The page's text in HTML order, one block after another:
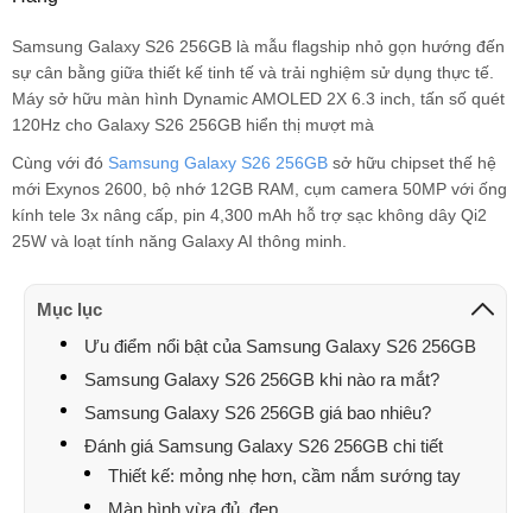
Samsung Galaxy S26 256GB là mẫu flagship nhỏ gọn hướng đến
sự cân bằng giữa thiết kế tinh tế và trải nghiệm sử dụng thực tế.
Máy sở hữu màn hình Dynamic AMOLED 2X 6.3 inch, tấn số quét
120Hz cho Galaxy S26 256GB hiển thị mượt mà
Cùng với đó Samsung Galaxy S26 256GB sở hữu chipset thế hệ
mới Exynos 2600, bộ nhớ 12GB RAM, cụm camera 50MP với ống
kính tele 3x nâng cấp, pin 4,300 mAh hỗ trợ sạc không dây Qi2
25W và loạt tính năng Galaxy AI thông minh.
Mục lục
Ưu điểm nổi bật của Samsung Galaxy S26 256GB
Samsung Galaxy S26 256GB khi nào ra mắt?
Samsung Galaxy S26 256GB giá bao nhiêu?
Đánh giá Samsung Galaxy S26 256GB chi tiết
Thiết kế: mỏng nhẹ hơn, cầm nắm sướng tay
Màn hình vừa đủ, đẹp